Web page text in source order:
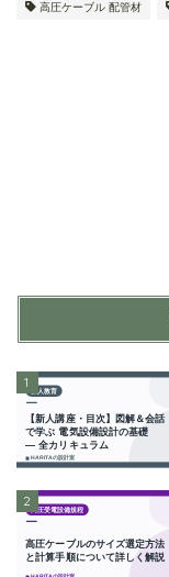
高圧ケーブル 配管材
1
2